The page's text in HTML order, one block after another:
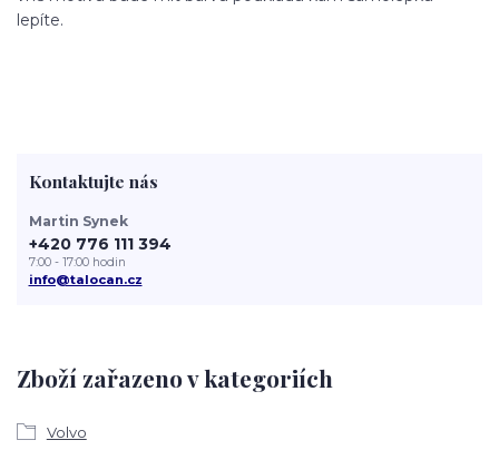
lepíte.
Zboží zařazeno v kategoriích
Volvo
Kontaktujte nás
Martin Synek
+420 776 111 394
7:00 - 17:00 hodin
info@talocan.cz